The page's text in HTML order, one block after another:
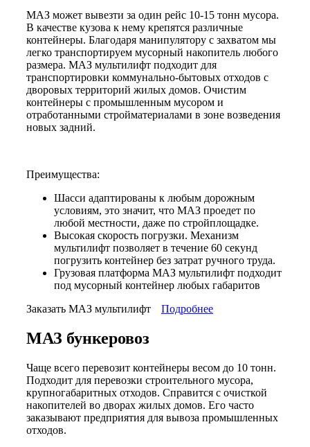
МАЗ может вывезти за один рейс 10-15 тонн мусора.
В качестве кузова к нему крепятся различные
контейнеры. Благодаря манипулятору с захватом мы
легко транспортируем мусорный накопитель любого
размера. МАЗ мультилифт подходит для
транспортировки коммунально-бытовых отходов с
дворовых территорий жилых домов. Очистим
контейнеры с промышленным мусором и
отработанными стройматериалами в зоне возведения
новых задний.
​​​​​​​Преимущества:
Шасси адаптированы к любым дорожным
условиям, это значит, что МАЗ проедет по
любой местности, даже по стройплощадке.
Высокая скорость погрузки. Механизм
мультилифт позволяет в течение 60 секунд
погрузить контейнер без затрат ручного труда.
Грузовая платформа МАЗ мультилифт подходит
под мусорный контейнер любых габаритов
Заказать МАЗ мультилифт
Подробнее
МАЗ бункеровоз
Чаще всего перевозит контейнеры весом до 10 тонн.
Подходит для перевозки строительного мусора,
крупногабаритных отходов. Справится с очисткой
накопителей во дворах жилых домов. Его часто
заказывают предприятия для вывоза промышленных
отходов.